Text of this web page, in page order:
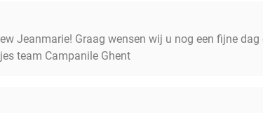
Jeanmarie! Graag wensen wij u nog een fijne
team Campanile Ghent